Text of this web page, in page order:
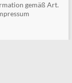
gemäß Art.